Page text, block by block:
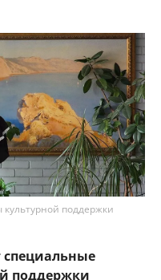
поддержки
поддержки